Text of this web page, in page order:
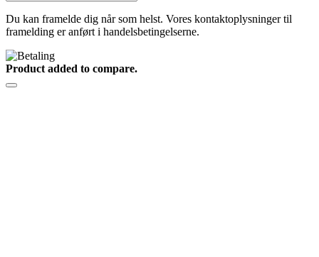
Du kan framelde dig når som helst. Vores kontaktoplysninger til
framelding er anført i handelsbetingelserne.
Product added to compare.